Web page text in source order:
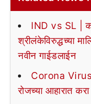
IND vs SL |
श्रीलंकेविरुद्धच्या
नवीन गाईडलाईन
Corona Virus |
रोजच्या आहारात करा